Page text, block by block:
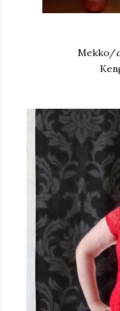
Mekko/